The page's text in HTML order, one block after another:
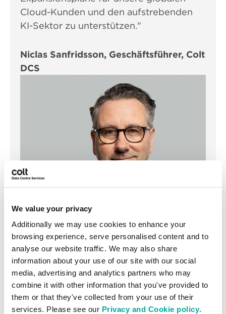
We value your privacy
Additionally we may use cookies to enhance your
browsing experience, serve personalised content and to
analyse our website traffic. We may also share
information about your use of our site with our social
media, advertising and analytics partners who may
combine it with other information that you've provided to
them or that they've collected from your use of their
services. Please see our Privacy and Cookie policy.
Cloud-Kunden und den aufstrebenden
KI-Sektor zu unterstützen."
Niclas Sanfridsson, Geschäftsführer, Colt
DCS